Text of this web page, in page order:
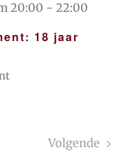
18 jaar
20:00 - 22:00
Volgende